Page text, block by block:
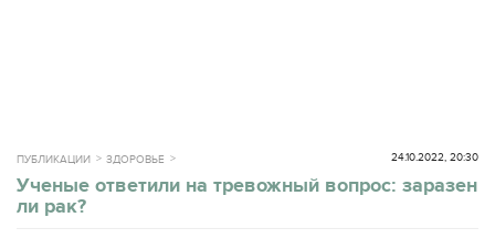
ПУБЛИКАЦИИ ЗДОРОВЬЕ 24.10.2022, 20:30
Ученые ответили на тревожный вопрос: заразен
ли рак?